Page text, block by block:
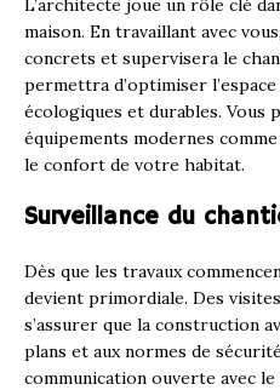
L’architecte joue un rôle clé
maison. En travaillant avec
concrets et supervisera le
permettra d’optimiser
écologiques et durables. Vous
équipements modernes
le confort de votre habitat.
Surveillance du
Dès que les travaux
devient primordiale. Des
s’assurer que la construction
plans et aux normes de
communication ouverte avec